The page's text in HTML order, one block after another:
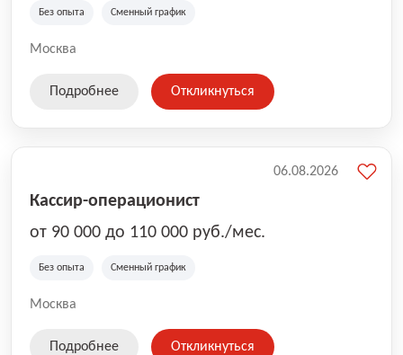
Без опыта Сменный график
Москва
Подробнее Откликнуться
Кассир-операционист
от 90 000 до 110 000 руб./мес.
Без опыта Сменный график
Москва
06.08.2026
Подробнее Откликнуться